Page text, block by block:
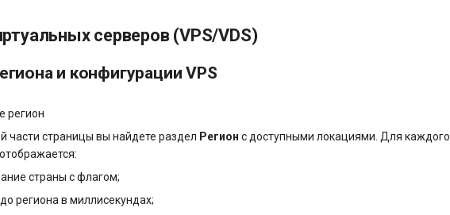
серверов (VPS/VDS)
и конфигурации VPS
регион
части страницы вы найдете раздел Регион с доступными локациями. Для каждого
страны с флагом;
региона в миллисекундах;